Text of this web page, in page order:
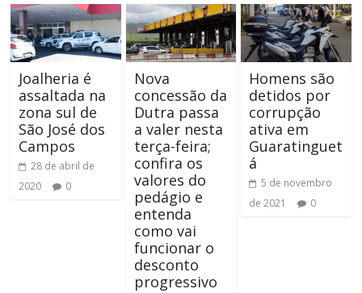
Joalheria é
assaltada na
zona sul de
São José dos
Campos
28 de abril de
2020
0
Nova
concessão da
Dutra passa
a valer nesta
terça-feira;
confira os
valores do
pedágio e
entenda
como vai
funcionar o
desconto
progressivo
Homens são
detidos por
corrupção
ativa em
Guaratinguet
á
5 de novembro
de 2021
0